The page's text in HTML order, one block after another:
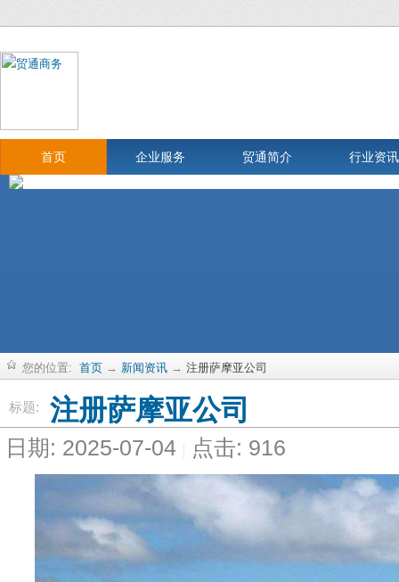
首页 企业服务 贸通简介 行业资讯
您的位置: 首页 → 新闻资讯 → 注册萨摩亚公司
标题: 注册萨摩亚公司
日期: 2025-07-04 点击: 916